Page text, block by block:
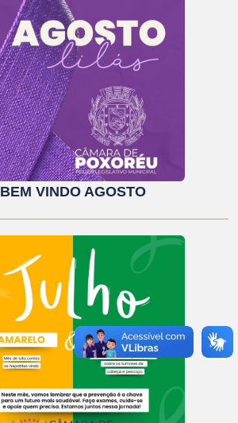
BEM VINDO AGOSTO